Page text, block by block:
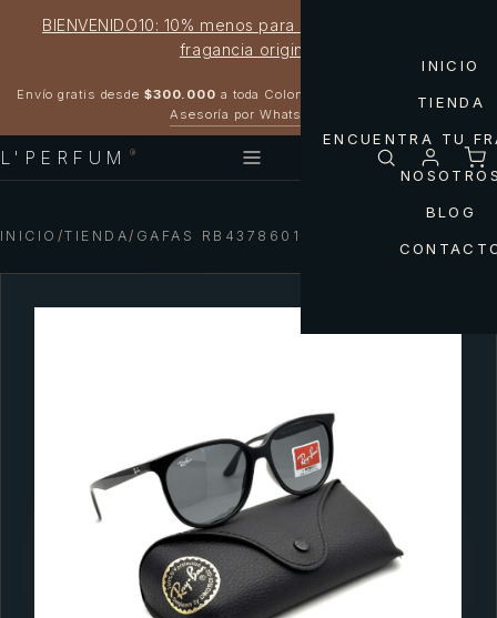
BIENVENIDO10: 10% menos para estrenar tu próxima
fragancia original
Envío gratis desde $300.000 a toda Colombia
Asesoría por WhatsApp
L'PERFUM ®
INICIO
TIENDA
ENCUENTRA TU
BLOG
INICIO /TIENDA/ GAFAS RB4378601/71 RAY-BAN